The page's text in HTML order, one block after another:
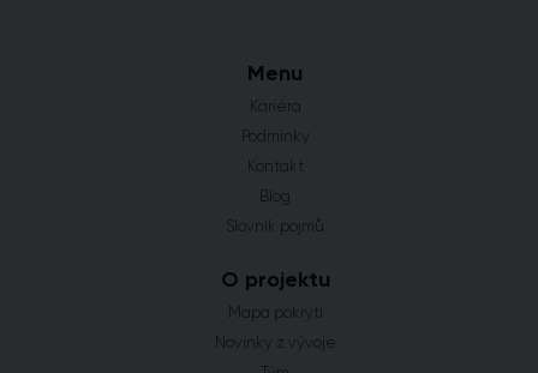
Menu
Kariéra
Podmínky
Kontakt
Blog
Slovník pojmů
O projektu
Mapa pokrytí
Novinky z vývoje